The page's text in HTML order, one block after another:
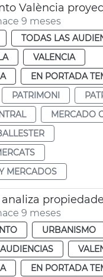
9 meses
TODAS LAS
VALENCIA
EN PORTADA
PATRIMONI
MERCADO
MERCADOS
9 meses
URBANISMO
EN PORTADA